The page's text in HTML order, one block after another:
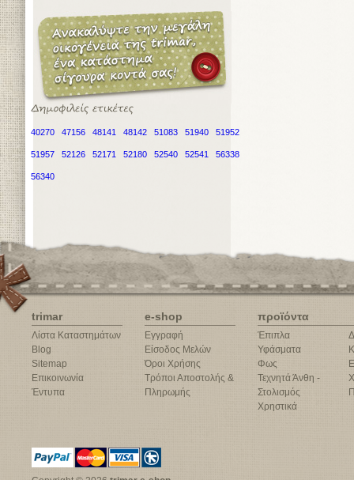
40270 47156 48141 48142 51083 51940 51952
51957 52126 52171 52180 52540 52541 56338
56340
trimar
Λίστα Καταστημάτων
Blog
Sitemap
Επικοινωνία
Έντυπα
e-shop
Εγγραφή
Είσοδος Μελών
Όροι Χρήσης
Τρόποι Αποστολής &
Πληρωμής
προϊόντα
Έπιπλα
Υφάσματα
Φως
Τεχνητά Άνθη -
Στολισμός
Χρηστικά